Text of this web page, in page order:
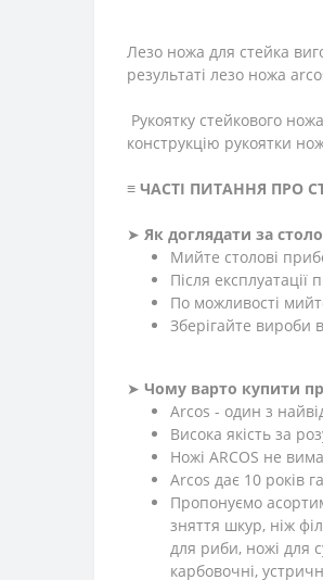
Лезо ножа для стейка
результаті лезо ножа
Рукоятку стейкового
конструкцію рукоятки
≡ ЧАСТІ ПИТАННЯ ПРО
➤ Як доглядати за
Мийте столові
Після
По можливості
Зберігайте вироби
➤ Чому варто купити
Arcos - один з
Висока якість за
Ножі ARCOS не
Arcos дає 10 років
Пропонуємо
зняття шкур, ніж
для риби, ножі для
карбовочні,